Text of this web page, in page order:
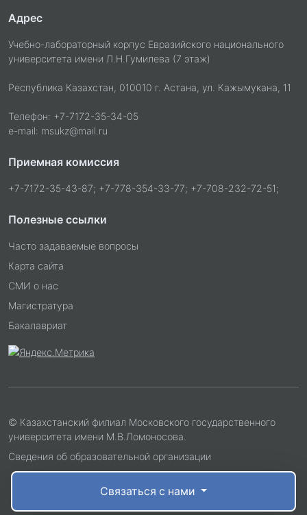
Адрес
Учебно-лабораторный корпус Евразийского национального
университета имени Л.Н.Гумилева (7 этаж)
Республика Казахстан, 010010 г. Астана, ул. Кажымукана, 11
Телефон: +7-7172-35-34-05
e-mail: msukz@mail.ru
Приемная комиссия
+7-7172-35-43-87; +7-778-354-33-77; +7-708-232-72-51;
Полезные ссылки
Часто задаваемые вопросы
Карта сайта
СМИ о нас
Магистратура
Бакалавриат
© Казахстанский филиал Московского государственного
университета имени М.В.Ломоносова.
Сведения об образовательной организации
Связаться с нами